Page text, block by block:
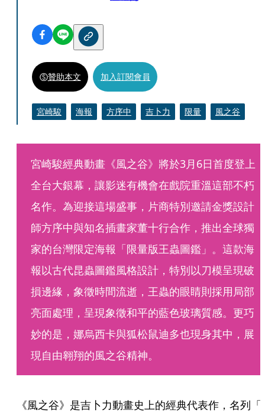
贊助本文 加入訂閱會員
宮崎駿 海報 方序中 吉卜力 限量 風之谷
宮崎駿經典動畫《風之谷》將於3月6日首度登上
全台大銀幕，讓影迷有機會在戲院重溫這部不朽
名作。為迎接這場盛事，片商特別邀請金獎設計
師方序中與知名插畫家董十行合作，推出全球獨
家的台灣限定海報「限量版王蟲圖鑑」。這款海
報以古代昆蟲圖鑑風格設計，特別以刀模呈現破
損邊緣，象徵時間流逝，王蟲的眼睛則採用局部
亮面處理，呈現象徵和平的藍色玻璃質感。更巧
妙的是，娜烏西卡與狐松鼠迪多也現身其中，展
現自由翱翔的風之谷精神。
《風之谷》是吉卜力動畫史上的經典代表作，名列「